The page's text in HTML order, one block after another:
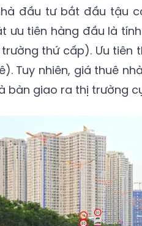
đầu tư bắt đầu tậu
ưu tiên hàng đầu là
thứ cấp). Ưu tiên
Tuy nhiên, giá thuê
bàn giao ra thị trường